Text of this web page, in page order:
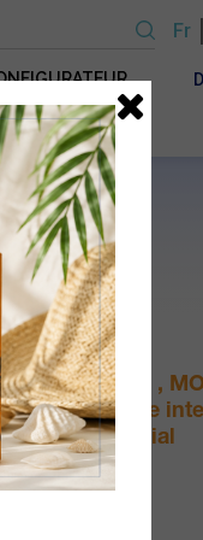
Fr
Sur devis ,
avec votre
commercial